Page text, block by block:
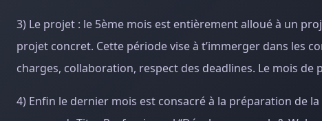
3) Le projet : le 5ème mois est entièrement alloué à un
projet concret. Cette période vise à t’immerger dans les
charges, collaboration, respect des deadlines. Le mois
4) Enfin le dernier mois est consacré à la préparation de